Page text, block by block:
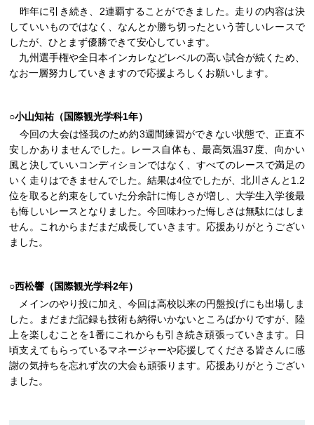
昨年に引き続き、2連覇することができました。走りの内容は決
していいものではなく、なんとか勝ち切ったという苦しいレースで
したが、ひとまず優勝できて安心しています。
九州選手権や全日本インカレなどレベルの高い試合が続くため、
なお一層努力していきますので応援よろしくお願いします。
○小山知祐（国際観光学科1年）
今回の大会は怪我のため約3週間練習ができない状態で、正直不
安しかありませんでした。レース自体も、最高気温37度、向かい
風と決していいコンディションではなく、すべてのレースで満足の
いく走りはできませんでした。結果は4位でしたが、北川さんと1.2
位を取ると約束をしていた分余計に悔しさが増し、大学生入学後最
も悔しいレースとなりました。今回味わった悔しさは無駄にはしま
せん。これからまだまだ成長していきます。応援ありがとうござい
ました。
○西松響（国際観光学科2年）
メインのやり投に加え、今回は高校以来の円盤投げにも出場しま
した。まだまだ記録も技術も納得いかないところばかりですが、陸
上を楽しむことを1番にこれからも引き続き頑張っていきます。日
頃支えてもらっているマネージャーや応援してくださる皆さんに感
謝の気持ちを忘れず次の大会も頑張ります。応援ありがとうござい
ました。